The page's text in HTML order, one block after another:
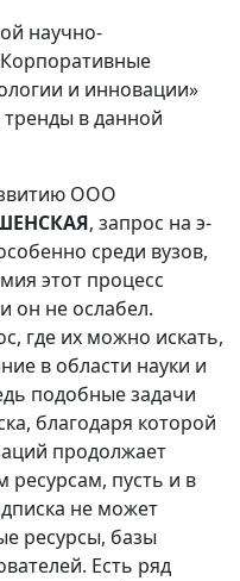
научно-
и инновации»
в данной
OOO
, запрос на э-
среди вузов,
этот процесс
он не ослабел.
где их можно искать,
в области науки и
подобные задачи
благодаря которой
продолжает
ресурсам, пусть и в
не может
ресурсы, базы
Есть ряд